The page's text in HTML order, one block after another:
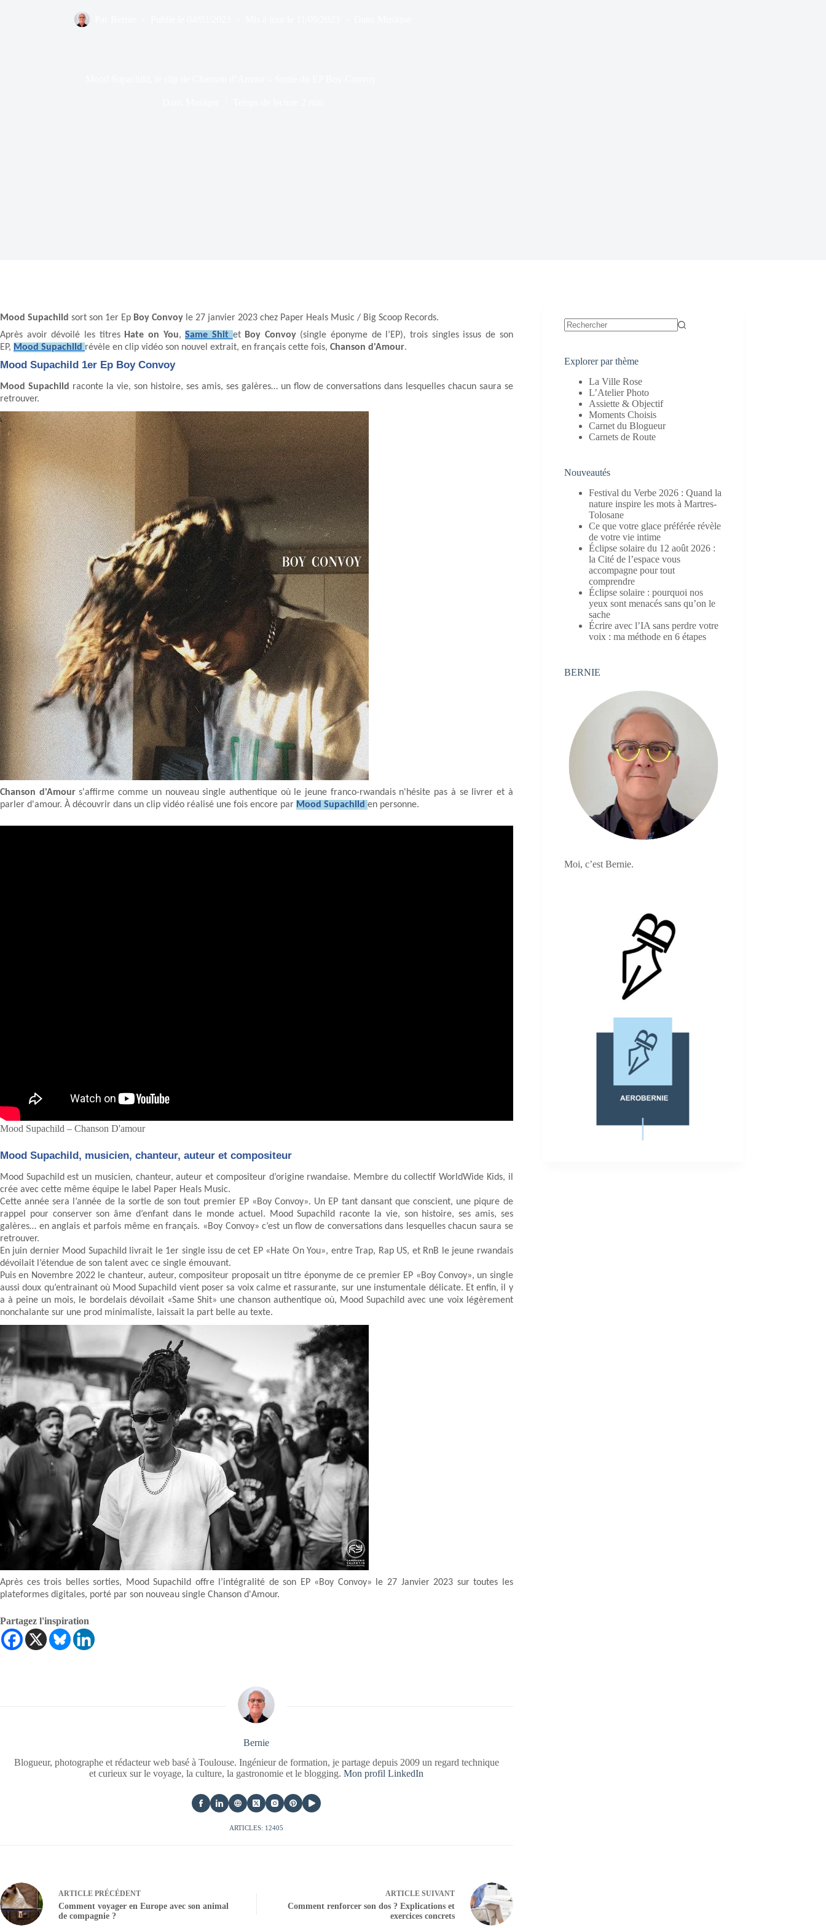
Mood Supachild sort son 1er Ep Boy Convoy le 27 janvier 2023 chez Paper Heals Music / Big Scoop Records.
Après avoir dévoilé les titres Hate on You,Same Shit et Boy Convoy(single éponyme de l’EP), trois singles issus de son
EP, Mood Supachild révèle en clip vidéo son nouvel extrait, en français cette fois, Chanson d'Amour.
Mood Supachild 1er Ep Boy Convoy
Mood Supachild raconte la vie, son histoire, ses amis, ses galères… un flow de conversations dans lesquelles chacun saura se
retrouver.
Chanson d'Amours'affirme comme un nouveau single authentique où le jeune franco-rwandais n'hésite pas à se livrer et à
parler d'amour. À découvrir dans un clip vidéo réalisé une fois encore par Mood Supachild en personne.
Mood Supachild – Chanson D'amour
Mood Supachild, musicien, chanteur, auteur et compositeur
Mood Supachild est un musicien, chanteur, auteur et compositeur d’origine rwandaise. Membre du collectif WorldWide Kids, il
crée avec cette même équipe le label Paper Heals Music.
Cette année sera l’année de la sortie de son tout premier EP «Boy Convoy». Un EP tant dansant que conscient, une piqure de
rappel pour conserver son âme d’enfant dans le monde actuel. Mood Supachild raconte la vie, son histoire, ses amis, ses
galères… en anglais et parfois même en français. «Boy Convoy» c’est un flow de conversations dans lesquelles chacun saura se
retrouver.
En juin dernier Mood Supachild livrait le 1er single issu de cet EP «Hate On You», entre Trap, Rap US, et RnB le jeune rwandais
dévoilait l’étendue de son talent avec ce single émouvant.
Puis en Novembre 2022 le chanteur, auteur, compositeur proposait un titre éponyme de ce premier EP «Boy Convoy», un single
aussi doux qu’entrainant où Mood Supachild vient poser sa voix calme et rassurante, sur une instumentale délicate. Et enfin, il y
a à peine un mois, le bordelais dévoilait «Same Shit» une chanson authentique où, Mood Supachild avec une voix légèrement
nonchalante sur une prod minimaliste, laissait la part belle au texte.
Après ces trois belles sorties, Mood Supachild offre l’intégralité de son EP «Boy Convoy» le 27 Janvier 2023 sur toutes les
plateformes digitales, porté par son nouveau single Chanson d'Amour.
Partagez l'inspiration
Bernie
Blogueur, photographe et rédacteur web basé à Toulouse. Ingénieur de formation, je partage depuis 2009 un regard technique
et curieux sur le voyage, la culture, la gastronomie et le blogging.Mon profil LinkedIn
ARTICLES: 12405
ARTICLE PRÉCÉDENT
Comment voyager en Europe avec son animal
de compagnie ?
ARTICLESUIVANT
Comment renforcer son dos ? Explications et
exercices concrets
Explorer par thème
La Ville Rose
L’Atelier Photo
Assiette & Objectif
Moments Choisis
Carnet du Blogueur
Carnets de Route
Nouveautés
Festival du Verbe 2026 : Quand la
nature inspire les mots à Martres-
Tolosane
Ce que votre glace préférée révèle
de votre vie intime
Éclipse solaire du 12 août 2026 :
la Cité de l’espace vous
accompagne pour tout
comprendre
Éclipse solaire : pourquoi nos
yeux sont menacés sans qu’on le
sache
Écrire avec l’IA sans perdre votre
voix : ma méthode en 6 étapes
BERNIE
Moi, c’est Bernie.